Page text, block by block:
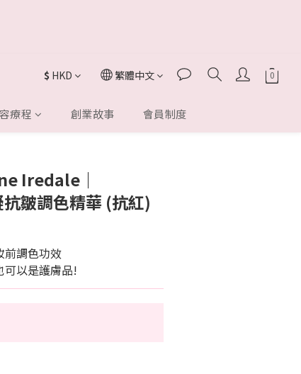
$ HKD 繁體中文
療程 創業故事 會員制度
Iredale｜
皺調色精華 (抗紅)
前調色功效
可以是護膚品!